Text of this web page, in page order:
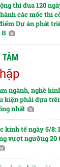
thi đua 120
các mốc thi
Dự án phát
TÂM
ngành, nghề
kiện phải dựa
nhất
kinh tế ngày 5/8:
vượt ngưỡng 20